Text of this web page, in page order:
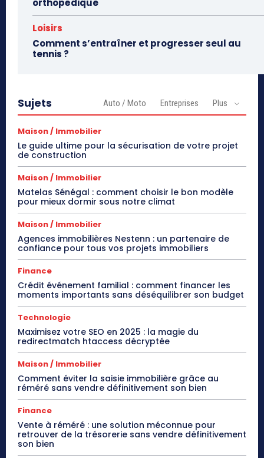
orthopédique
Loisirs
Comment s’entraîner et progresser seul au
tennis ?
Sujets Auto / Moto Entreprises Plus
Maison / Immobilier
Le guide ultime pour la sécurisation de votre projet
de construction
Maison / Immobilier
Matelas Sénégal : comment choisir le bon modèle
pour mieux dormir sous notre climat
Maison / Immobilier
Agences immobilières Nestenn : un partenaire de
confiance pour tous vos projets immobiliers
Finance
Crédit événement familial : comment financer les
moments importants sans déséquilibrer son budget
Technologie
Maximisez votre SEO en 2025 : la magie du
redirectmatch htaccess décryptée
Maison / Immobilier
Comment éviter la saisie immobilière grâce au
réméré sans vendre définitivement son bien
Finance
Vente à réméré : une solution méconnue pour
retrouver de la trésorerie sans vendre définitivement
son bien